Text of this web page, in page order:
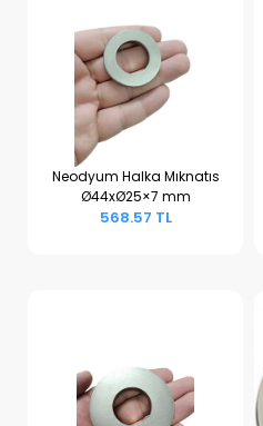
Sepete Ekle
Neodyum Halka Mıknatıs
Ø44xØ25×7 mm
568.57 TL